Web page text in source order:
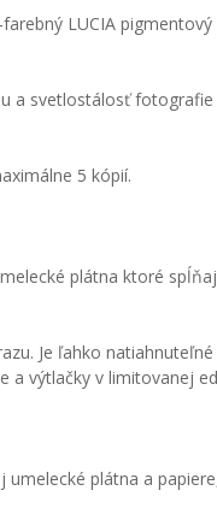
LUCIA
a svetlostálosť
5 kópií.
plátna ktoré
Je ľahko
a výtlačky v limitovanej
plátna a